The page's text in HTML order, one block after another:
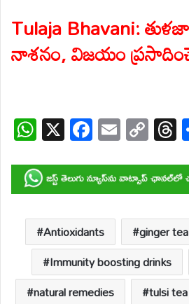
Tulaja Bhavani:
నాశనం, విజయం
W
h
at
s
A
p
p
X F
ac
e
b
o
o
k
E
m
ail
C
o
p
y
Li
n
k
T
e
a
d
s
Antioxidants ginger tea
Immunity boosting drinks
natural remedies
tulsi tea